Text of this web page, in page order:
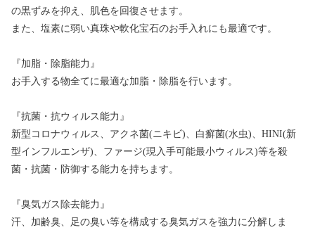
の黒ずみを抑え、肌色を回復させます。
また、塩素に弱い真珠や軟化宝石のお手入れにも最適です。
『加脂・除脂能力』
お手入する物全てに最適な加脂・除脂を行います。
『抗菌・抗ウィルス能力』
新型コロナウィルス、アクネ菌(ニキビ)、白癬菌(水虫)、HINI(新
型インフルエンザ)、ファージ(現入手可能最小ウィルス)等を殺
菌・抗菌・防御する能力を持ちます。
『臭気ガス除去能力』
汗、加齢臭、足の臭い等を構成する臭気ガスを強力に分解しま